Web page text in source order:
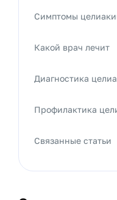
Симптомы
Какой врач лечит
Диагностика
Профилактика
Связанные статьи